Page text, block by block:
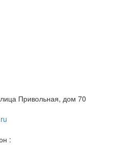
Привольная, дом 70
: